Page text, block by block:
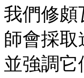
我們修頗
師會採
並強調